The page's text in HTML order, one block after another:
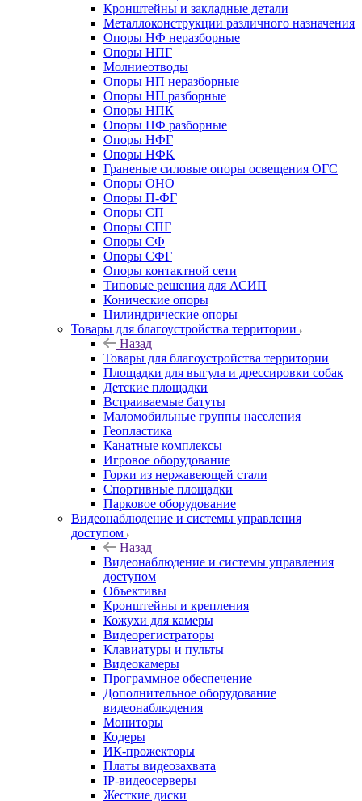
Кронштейны и закладные детали
Металлоконструкции различного назначения
Опоры НФ неразборные
Опоры НПГ
Молниеотводы
Опоры НП неразборные
Опоры НП разборные
Опоры НПК
Опоры НФ разборные
Опоры НФГ
Опоры НФК
Граненые силовые опоры освещения ОГС
Опоры ОНО
Опоры П-ФГ
Опоры СП
Опоры СПГ
Опоры СФ
Опоры СФГ
Опоры контактной сети
Типовые решения для АСИП
Конические опоры
Цилиндрические опоры
Товары для благоустройства территории
Назад
Товары для благоустройства территории
Площадки для выгула и дрессировки собак
Детские площадки
Встраиваемые батуты
Маломобильные группы населения
Геопластика
Канатные комплексы
Игровое оборудование
Горки из нержавеющей стали
Спортивные площадки
Парковое оборудование
Видеонаблюдение и системы управления
доступом
Назад
Видеонаблюдение и системы управления
доступом
Объективы
Кронштейны и крепления
Кожухи для камеры
Видеорегистраторы
Клавиатуры и пульты
Видеокамеры
Программное обеспечение
Дополнительное оборудование
видеонаблюдения
Мониторы
Кодеры
ИК-прожекторы
Платы видеозахвата
IP-видеосерверы
Жесткие диски